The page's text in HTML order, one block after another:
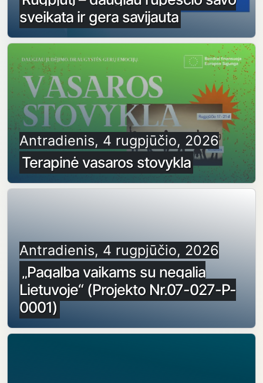
sveikata ir gera savijauta
Antradienis, 4 rugpjūčio, 2026
Terapinė vasaros stovykla
Antradienis, 4 rugpjūčio, 2026
„Pagalba vaikams su negalia
Lietuvoje“ (Projekto Nr.07-027-P-
0001)